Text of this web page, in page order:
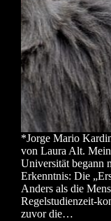
*Jorge Mario
von Laura Alt. Mein
Universität begann
Erkenntnis: Die
Anders als die
Regelstudienzeit-
zuvor die…